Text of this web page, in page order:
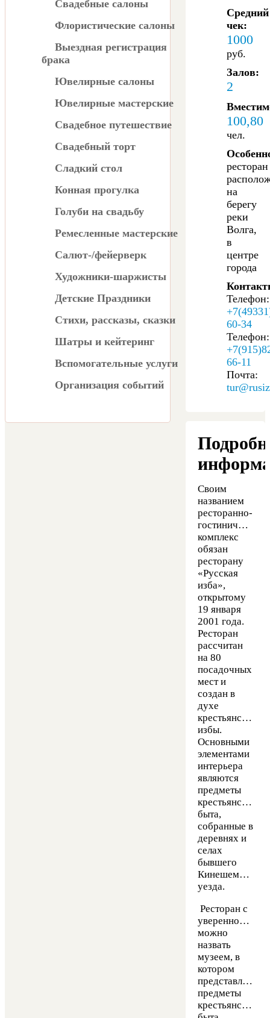
Свадебные салоны
Флористические салоны
Выездная регистрация
брака
Ювелирные салоны
Ювелирные мастерские
Свадебное путешествие
Свадебный торт
Сладкий стол
Конная прогулка
Голуби на свадьбу
Ремесленные мастерские
Салют-/фейерверк
Художники-шаржисты
Детские Праздники
Стихи, рассказы, сказки
Шатры и кейтеринг
Вспомогательные услуги
Организация событий
Средний
чек:
1000
руб.
Залов:
2
100,80
чел.
ресторан
на
берегу
реки
Волга,
в
центре
города
Телефон:
60-34
Телефон:
66-11
Почта:
Своим
названием
ресторанно-
гостиничный
комплекс
обязан
ресторану
«Русская
изба»,
открытому
19 января
2001 года.
Ресторан
рассчитан
на 80
посадочных
мест и
создан в
духе
крестьянской
избы.
Основными
элементами
интерьера
являются
предметы
крестьянского
быта,
собранные в
деревнях и
селах
бывшего
Кинешемского
уезда.
Ресторан с
уверенностью
можно
назвать
музеем, в
котором
представлены
предметы
крестьянского